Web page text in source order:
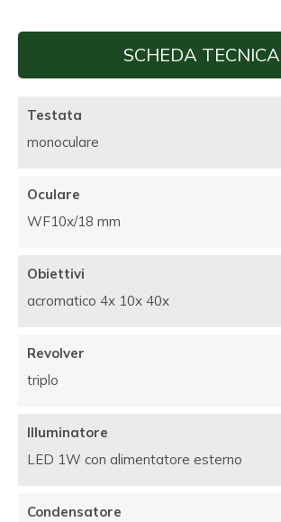
SCHEDA TECNICA
Testata
monoculare
Oculare
WF10x/18 mm
Obiettivi
acromatico 4x 10x 40x
Revolver
triplo
Illuminatore
LED 1W con alimentatore esterno
Condensatore